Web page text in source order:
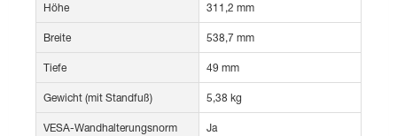
Höhe 311,2 mm
Breite 538,7 mm
Tiefe 49 mm
Gewicht (mit Standfuß) 5,38 kg
VESA-Wandhalterungsnorm Ja